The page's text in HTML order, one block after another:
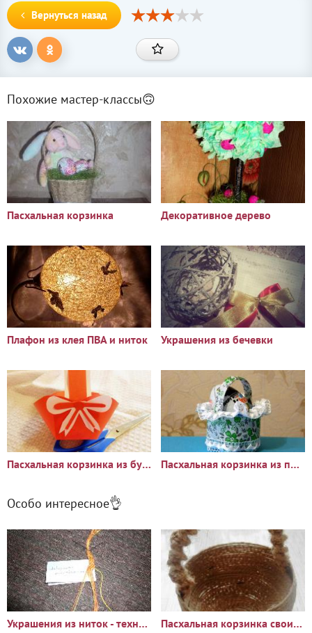
Вернуться назад
Похожие мастер-классы🙃
Пасхальная корзинка Декоративное дерево
Плафон из клея ПВА и ниток Украшения из бечевки
Пасхальная корзинка из бумаги Пасхальная корзинка из подручных материалов
Особо интересное👌
Украшения из ниток - техника макраме Пасхальная корзинка своими руками